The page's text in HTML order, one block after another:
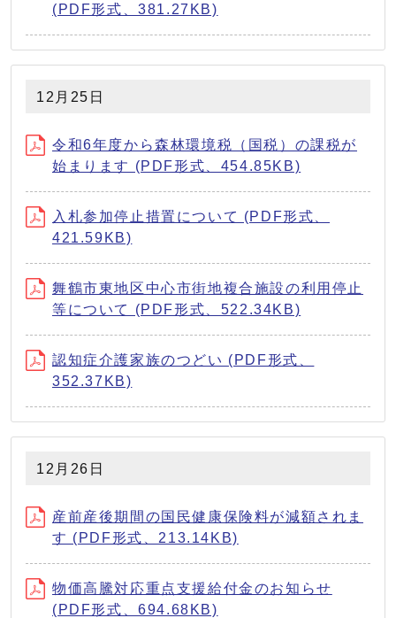
(PDF形式、381.27KB)
12月25日
令和6年度から森林環境税（国税）の課税が
始まります (PDF形式、454.85KB)
入札参加停止措置について (PDF形式、
421.59KB)
舞鶴市東地区中心市街地複合施設の利用停止
等について (PDF形式、522.34KB)
認知症介護家族のつどい (PDF形式、
352.37KB)
12月26日
産前産後期間の国民健康保険料が減額されま
す (PDF形式、213.14KB)
物価高騰対応重点支援給付金のお知らせ
(PDF形式、694.68KB)